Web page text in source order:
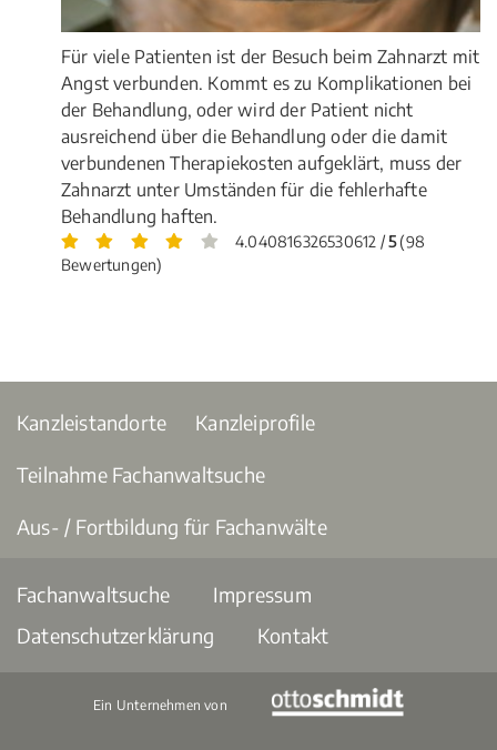
Für viele Patienten ist der Besuch beim Zahnarzt mit
Angst verbunden. Kommt es zu Komplikationen bei
der Behandlung, oder wird der Patient nicht
ausreichend über die Behandlung oder die damit
verbundenen Therapiekosten aufgeklärt, muss der
Zahnarzt unter Umständen für die fehlerhafte
Behandlung haften.
4.040816326530612 /5(98
Bewertungen)
Kanzleistandorte Kanzleiprofile
Teilnahme Fachanwaltsuche
Aus- / Fortbildung für Fachanwälte
Fachanwaltsuche
Impressum
Datenschutzerklärung
Kontakt
Ein Unternehmen von